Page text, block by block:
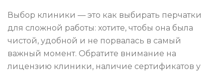
Выбор клиники — это как выбирать перчатки
для сложной работы: хотите, чтобы она была
чистой, удобной и не порвалась в самый
важный момент. Обратите внимание на
лицензию клиники, наличие сертификатов у